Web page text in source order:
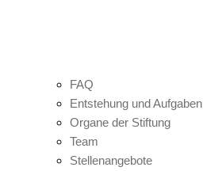
FAQ
Entstehung und Aufgaben
Organe der Stiftung
Team
Stellenangebote